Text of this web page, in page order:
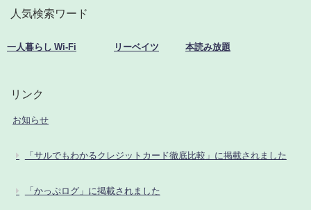
人気検索ワード
一人暮らし Wi-Fi リーベイツ 本読み放題
リンク
お知らせ
「サルでもわかるクレジットカード徹底比較」に掲載されました
「かっぷログ」に掲載されました